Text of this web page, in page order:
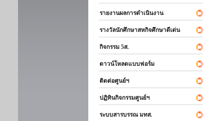
รายงานผลการดำเนินงาน
รางวัลนักศึกษาสหกิจศึกษาดีเด่น
กิจกรรม 5ส.
ดาวน์โหลดแบบฟอร์ม
ติดต่อศูนย์ฯ
ปฏิทินกิจกรรมศูนย์ฯ
ระบบสารบรรณ มทส.